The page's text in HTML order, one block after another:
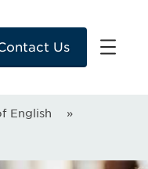
Us
English »